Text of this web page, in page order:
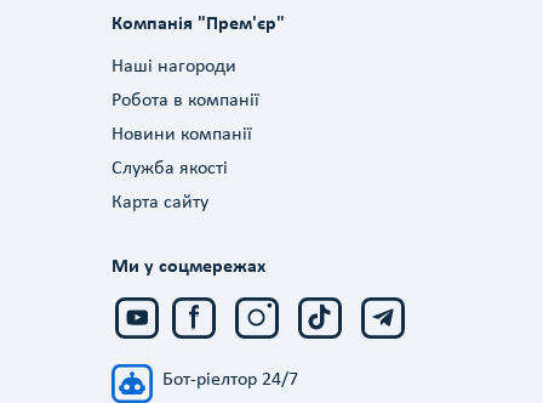
Компанія "Прем'єр"
Наші нагороди
Робота в компанії
Новини компанії
Служба якості
Карта сайту
Ми у соцмережах
Бот-ріелтор 24/7